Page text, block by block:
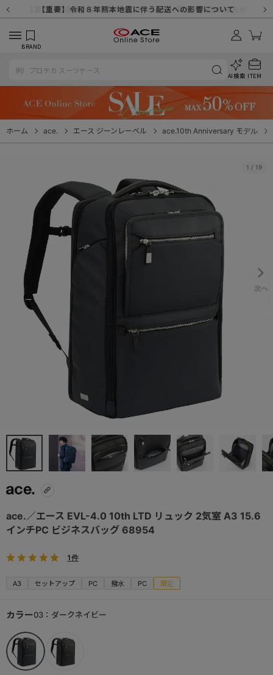
【重要】8/11（火・祝）休業及び配送スケジュールについて
【重要】令和８年熊本地震に伴う配送への影響について
【重要】納品書・領収書ペーパーレス化（電子化）のお知らせ
【重要】天候不良や交通状況・物量増等に伴う配送への影響について
【重要】悪質な詐欺サイトにご注意ください
【重要】各種メールが届かない場合に関しまして
【重要】お問い合わせのご対応に関しまして
【重要】SNSのなりすまし詐欺にご注意ください
BRAND
AI検索 ITEM
ホーム ace. エース ジーンレーベル ace.10th Anniversary モデル
1 / 19
ace.／エース EVL-4.0 10th LTD リュック 2気室 A3 15.6
インチPC ビジネスバッグ 68954
1件
A3 セットアップ PC 撥水 PC 限定
カラー03：ダークネイビー